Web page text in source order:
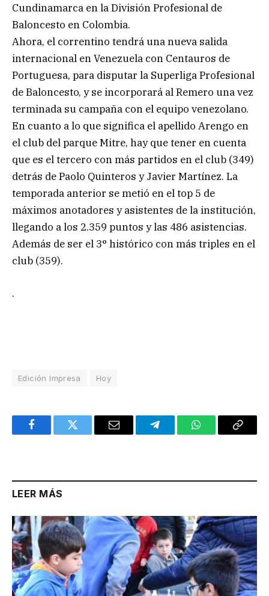
Cundinamarca en la División Profesional de
Baloncesto en Colombia.
Ahora, el correntino tendrá una nueva salida
internacional en Venezuela con Centauros de
Portuguesa, para disputar la Superliga Profesional
de Baloncesto, y se incorporará al Remero una vez
terminada su campaña con el equipo venezolano.
En cuanto a lo que significa el apellido Arengo en
el club del parque Mitre, hay que tener en cuenta
que es el tercero con más partidos en el club (349)
detrás de Paolo Quinteros y Javier Martínez. La
temporada anterior se metió en el top 5 de
máximos anotadores y asistentes de la institución,
llegando a los 2.359 puntos y las 486 asistencias.
Además de ser el 3° histórico con más triples en el
club (359).
.
Edición Impresa Hoy
FacebookTwitter Email TelegramWhatsAppCopy
LEER MÁS